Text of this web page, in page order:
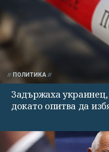
ПОЛИТИКА
Задържаха
докато опитва да